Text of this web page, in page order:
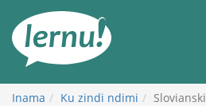
rupapuro
rw'ibirimwo
Inama Ku zindi ndimi Slovianski